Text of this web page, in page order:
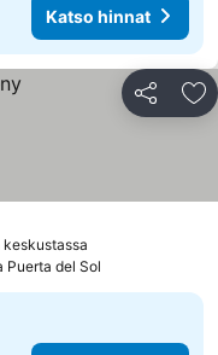
Katso hinnat
Jaa
Puerta del Sol